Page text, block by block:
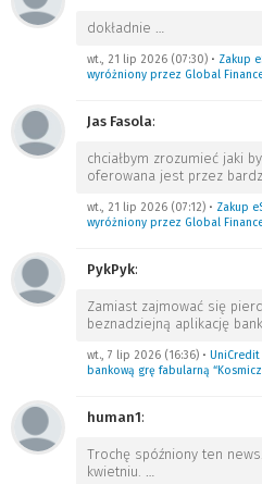
dokładnie …
wt., 21 lip 2026 (07:30) • Zakup
wyróżniony przez Global
Jas Fasola:
chciałbym zrozumieć jaki
oferowana jest przez
wt., 21 lip 2026 (07:12) • Zakup
wyróżniony przez Global
PykPyk:
Zamiast zajmować się
beznadziejną aplikację
wt., 7 lip 2026 (16:36) •
bankową grę fabularną
human1:
Trochę spóźniony ten
kwietniu. …